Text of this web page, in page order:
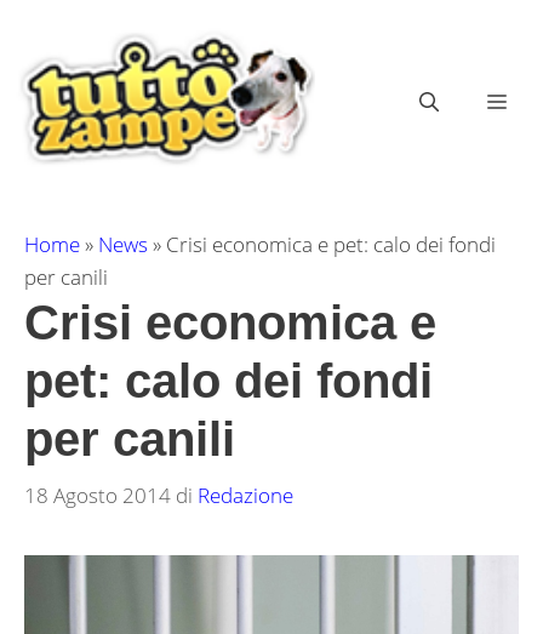
contenuto
Home» News » Crisi economica e pet: calo dei fondi
per canili
Crisi economica e
pet: calo dei fondi
per canili
18 Agosto 2014 di Redazione